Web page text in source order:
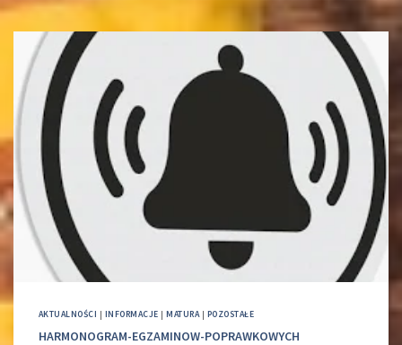
AKTUALNOŚCI | INFORMACJE |MATURA| POZOSTAŁE
HARMONOGRAM-EGZAMINOW-POPRAWKOWYCH